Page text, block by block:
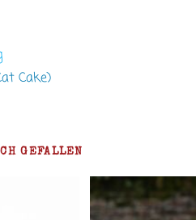
Cake)
GEFALLEN